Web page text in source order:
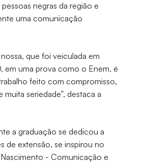
negras da região e
uma comunicação
que foi veiculada em
em uma prova como o Enem, é
feito com compromisso,
muita seriedade”, destaca a
a graduação se dedicou a
de extensão, se inspirou no
- Comunicação e